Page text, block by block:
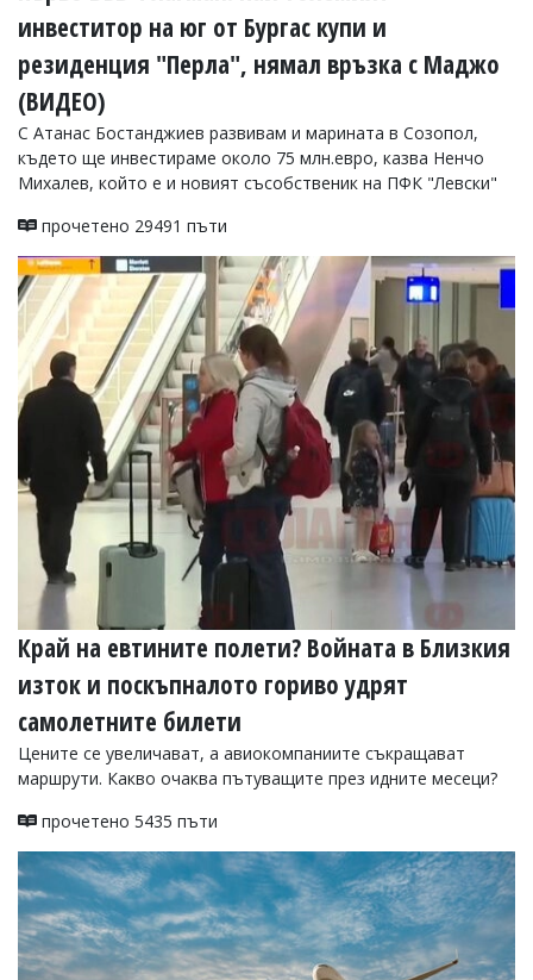
Коментарите
статиите
се
въвеждат
от
читателите
и
редакцията
не
отговорност
за
тях!
Ако
откриете
обиден
за
вас
сигнализирайте
ни!
инвеститор на юг от Бургас купи и
резиденция "Перла", нямал връзка с Маджо
(ВИДЕО)
С Атанас Бостанджиев развивам и марината в Созопол,
където ще инвестираме около 75 млн.евро, казва Ненчо
Михалев, който е и новият съсобственик на ПФК "Левски"
прочетено 29491 пъти
Край на евтините полети? Войната в Близкия
изток и поскъпналото гориво удрят
самолетните билети
Цените се увеличават, а авиокомпаниите съкращават
маршрути. Какво очаква пътуващите през идните месеци?
прочетено 5435 пъти